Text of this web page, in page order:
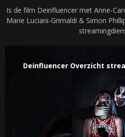
Is de film Deinfluencer met Anne-
Marie Luciani-Grimaldi & Simon
Deinfluencer Overzicht